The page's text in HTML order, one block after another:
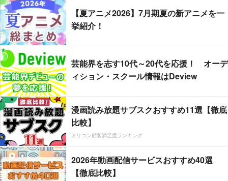
【夏アニメ2026】7月期夏の新アニメを一
挙紹介！
芸能界を志す10代～20代を応援！ オーデ
ィション・スクール情報はDeview
漫画読み放題サブスクおすすめ11選【徹底
比較】
オリコン顧客満足度ランキング
2026年動画配信サービスおすすめ40選
【徹底比較】